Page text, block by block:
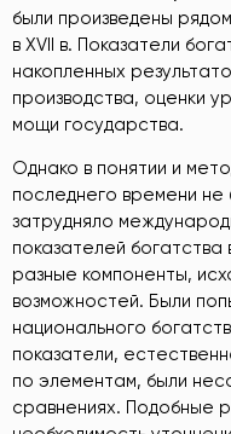
были произведены
в XVII в. Показатели
накопленных
производства, оценки
мощи государства.
Однако в понятии и
последнего времени
затрудняло
показателей
разные компоненты,
возможностей. Были
национального
показатели,
по элементам, были
сравнениях. Подобные